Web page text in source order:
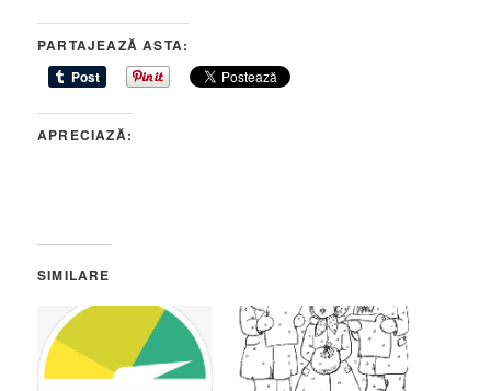
PARTAJEAZĂ ASTA:
APRECIAZĂ:
SIMILARE